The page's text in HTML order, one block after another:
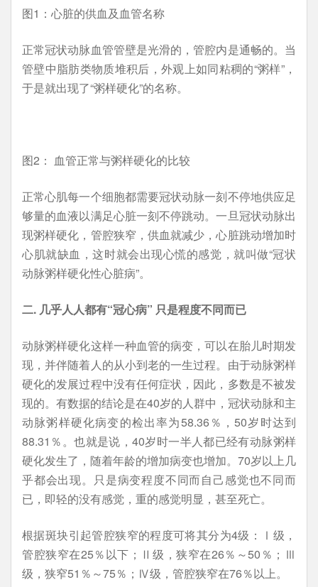
图1：心脏的供血及血管名称
正常冠状动脉血管管壁是光滑的，管腔内是通畅的。当
管壁中脂肪类物质堆积后，外观上如同粘稠的“粥样”，
于是就出现了“粥样硬化”的名称。
图2： 血管正常与粥样硬化的比较
正常心肌每一个细胞都需要冠状动脉一刻不停地供应足
够量的血液以满足心脏一刻不停跳动。一旦冠状动脉出
现粥样硬化，管腔狭窄，供血就减少，心脏跳动增加时
心肌就缺血，这时就会出现心慌的感觉，就叫做“冠状
动脉粥样硬化性心脏病”。
二. 几乎人人都有“冠心病” 只是程度不同而已
动脉粥样硬化这样一种血管的病变，可以在胎儿时期发
现，并伴随着人的从小到老的一生过程。由于动脉粥样
硬化的发展过程中没有任何症状，因此，多数是不被发
现的。有数据的结论是在40岁的人群中，冠状动脉和主
动脉粥样硬化病变的检出率为58.36％，50岁时达到
88.31％。也就是说，40岁时一半人都已经有动脉粥样
硬化发生了，随着年龄的增加病变也增加。70岁以上几
乎都会出现。只是病变程度不同而自己感觉也不同而
已，即轻的没有感觉，重的感觉明显，甚至死亡。
根据斑块引起管腔狭窄的程度可将其分为4级：Ⅰ级，
管腔狭窄在25％以下；Ⅱ级，狭窄在26％～50％；Ⅲ
级，狭窄51％～75％；Ⅳ级，管腔狭窄在76％以上。